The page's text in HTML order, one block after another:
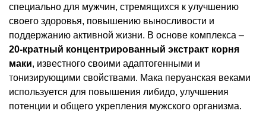
специально для мужчин, стремящихся к улучшению
своего здоровья, повышению выносливости и
поддержанию активной жизни. В основе комплекса –
20-кратный концентрированный экстракт корня
маки, известного своими адаптогенными и
тонизирующими свойствами. Мака перуанская веками
используется для повышения либидо, улучшения
потенции и общего укрепления мужского организма.